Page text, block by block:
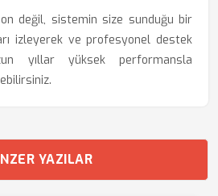
değil, sistemin size sunduğu bir
izleyerek ve profesyonel destek
yıllar yüksek performansla
YAZILAR